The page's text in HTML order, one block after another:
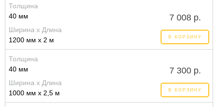
Толщина
40 мм
Ширина x Длина
1200 мм x 2 м
7 008 р.
В КОРЗИНУ
Толщина
40 мм
Ширина x Длина
1000 мм x 2,5 м
7 300 р.
В КОРЗИНУ